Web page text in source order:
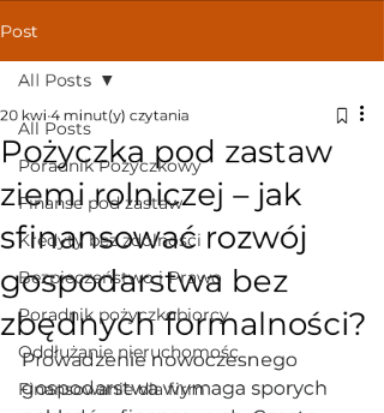
Post
All Posts
Poradnik Pożyczkowy
Finanse pod zastaw
Kredyty bez zdolności
Bezpieczeństwo i Prawo
Poradnik pożyczkobiorcy
Oddłużanie nieruchomośc
Finansowanie dla firm
All Posts
Pożyczka pod zastaw
ziemi rolniczej – jak
sfinansować rozwój
gospodarstwa bez
zbędnych formalności?
20 kwi 4 minut(y) czytania
Prowadzenie nowoczesnego
gospodarstwa wymaga sporych